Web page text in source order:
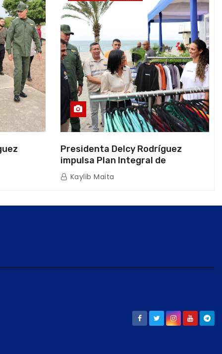
Presidenta Delcy Rodríguez
impulsa Plan Integral de
Reactivación Económica en La
Guaira
Kaylib Maita